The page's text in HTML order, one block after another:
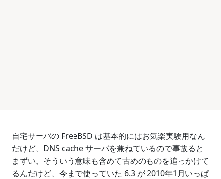
自宅サーバの FreeBSD は基本的にはお気楽実験用なん
だけど、DNS cache サーバを兼ねているので事故ると
まずい。そういう意味も含めて古めのものを追っかけて
るんだけど、今まで使っていた 6.3 が 2010年1月いっぱ